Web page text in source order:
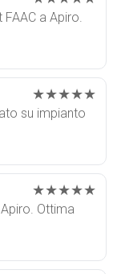
a Apiro.
★★★★★
su impianto
★★★★★
Ottima